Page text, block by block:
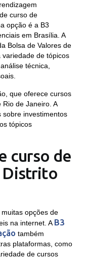
curso de
opção é a B3
em Brasília. A
Bolsa de Valores de
de tópicos
técnica,
que oferece cursos
de Janeiro. A
sobre investimentos
tópicos
curso de
Distrito
opções de
na internet. A B3
também
plataformas, como
de cursos